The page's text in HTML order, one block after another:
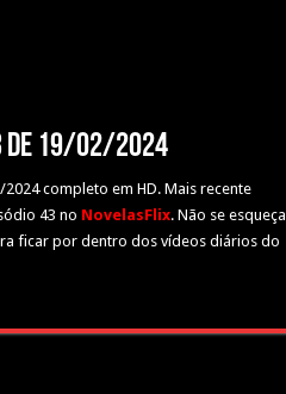
de 19/02/2024
completo em HD. Mais recente
43 no NovelasFlix. Não se esqueça
ficar por dentro dos vídeos diários do